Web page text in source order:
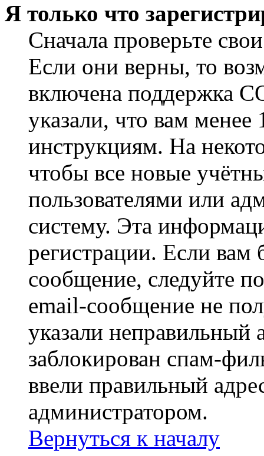
Я только что
Сначала проверьте
Если они верны, то
включена поддержка
указали, что вам
инструкциям. На
чтобы все новые
пользователями или
систему. Эта
регистрации. Если
сообщение, следуйте
email-сообщение не
указали неправильный
заблокирован спам-
ввели правильный
администратором.
Вернуться к началу